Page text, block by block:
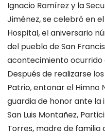
Ignacio Ramírez y la
Jiménez, se celebró en
Hospital, el aniversario
del pueblo de San
acontecimiento ocurrido
Después de realizarse
Patrio, entonar el Himno
guardia de honor ante la
San Luis Montañez,
Torres, madre de familia